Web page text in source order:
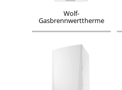
Wolf-
Gasbrennwerttherme